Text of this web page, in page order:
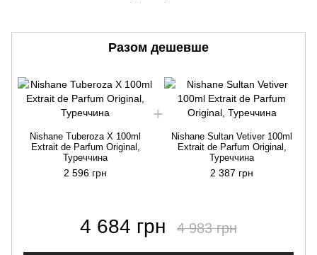
Разом дешевше
Nishane Tuberoza X 100ml
Extrait de Parfum Original,
Туреччина
2 596 грн
Nishane Sultan Vetiver 100ml
Extrait de Parfum Original,
Туреччина
2 387 грн
4 684 грн 4 983 грн